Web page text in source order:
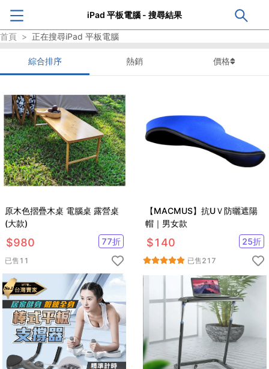
iPad 平板電腦 - 搜尋結果
首頁 > 正在搜尋iPad 平板電腦
綜合排序 熱銷 價格
原木色摺疊木桌 電腦桌 露營桌
(大款)
$980 77折
已售 11
【MACMUS】抗UＶ防曬遮陽
帽｜男女款
$140 25折
已售217